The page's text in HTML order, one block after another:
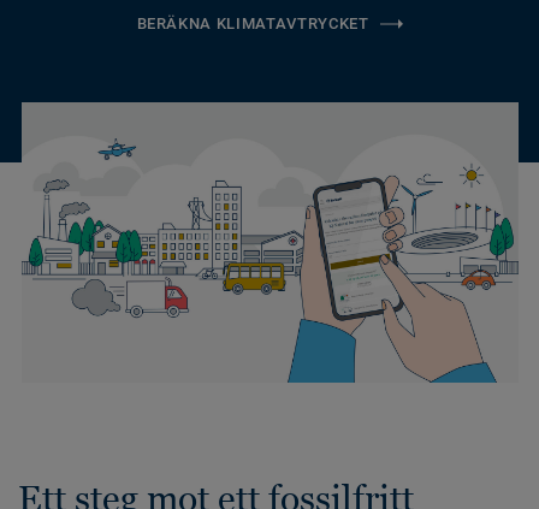
BERÄKNA KLIMATAVTRYCKET
Ett steg mot ett fossilfritt